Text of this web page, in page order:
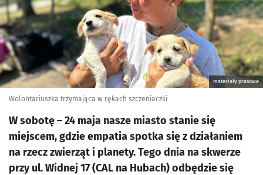
materiały prasowe
Wolontariuszka trzymająca w rękach szczeniaczki
W sobotę – 24 maja nasze miasto stanie się
miejscem, gdzie empatia spotka się z działaniem
na rzecz zwierząt i planety. Tego dnia na skwerze
przy ul. Widnej 17 (CAL na Hubach) odbędzie się